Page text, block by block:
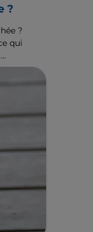
?
?
qui